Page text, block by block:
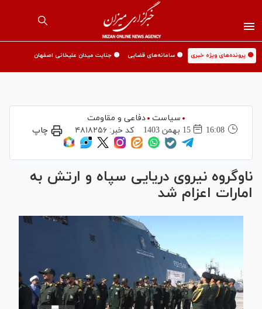
🟡 پرونده‌های ویژه خبری 🟡 سامانه‌های قضایی 🟡 جنایت میدان علیخانی اصفهان
سیاست
دفاعی و مقاومت
16:08
15 بهمن 1403 کد خبر:۴۸۱۸۲۵۶ چاپ
ناوگروه نیروی دریایی سپاه و ارتش به
امارات اعزام شد